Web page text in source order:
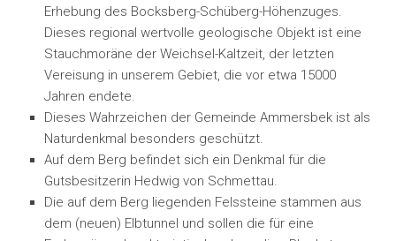
Erhebung des Bocksberg-Schüberg-Höhenzuges.
Dieses regional wertvolle geologische Objekt ist eine
Stauchmoräne der Weichsel-Kaltzeit, der letzten
Vereisung in unserem Gebiet, die vor etwa 15000
Jahren endete.
Dieses Wahrzeichen der Gemeinde Ammersbek ist als
Naturdenkmal besonders geschützt.
Auf dem Berg befindet sich ein Denkmal für die
Gutsbesitzerin Hedwig von Schmettau.
Die auf dem Berg liegenden Felssteine stammen aus
dem (neuen) Elbtunnel und sollen die für eine